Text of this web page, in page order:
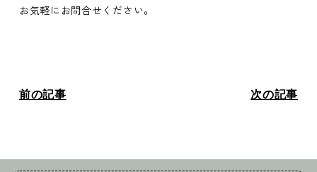
お気軽にお問合せください。
前の記事 次の記事